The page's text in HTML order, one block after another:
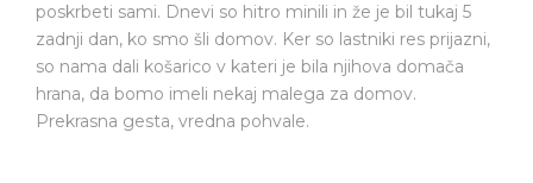
poskrbeti sami. Dnevi so hitro minili in že je bil tukaj 5
zadnji dan, ko smo šli domov. Ker so lastniki res prijazni,
so nama dali košarico v kateri je bila njihova domača
hrana, da bomo imeli nekaj malega za domov.
Prekrasna gesta, vredna pohvale.